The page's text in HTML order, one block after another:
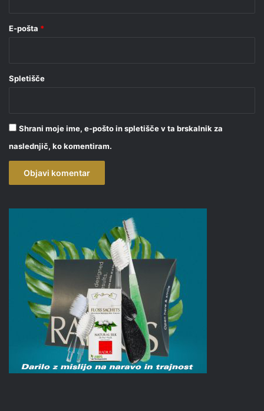
E-pošta *
Spletišče
Shrani moje ime, e-pošto in spletišče v ta brskalnik za
naslednjič, ko komentiram.